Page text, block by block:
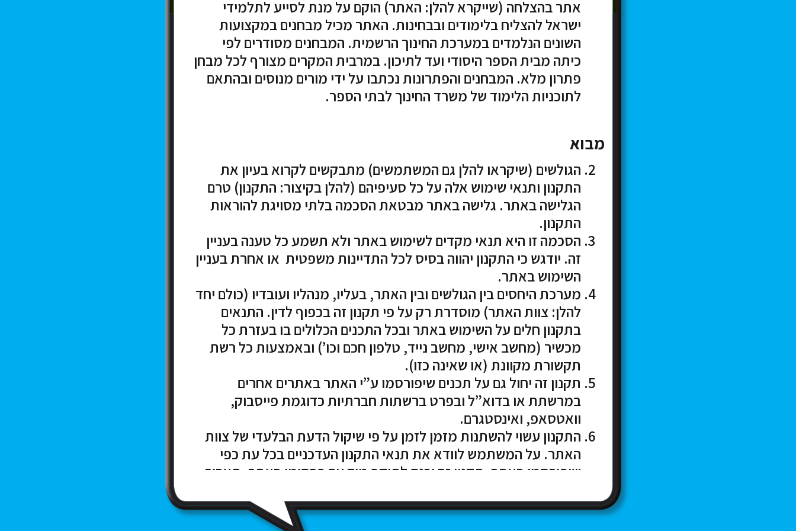
אתר בהצלחה (שייקרא להלן: האתר) הוקם על מנת לסייע לתלמידי
ישראל להצליח בלימודים ובבחינות. האתר מכיל מבחנים במקצועות
השונים הנלמדים במערכת החינוך הרשמית. המבחנים מסודרים לפי
כיתה מבית הספר היסודי ועד לתיכון. במרבית המקרים מצורף לכל מבחן
פתרון מלא. המבחנים והפתרונות נכתבו על ידי מורים מנוסים ובהתאם
לתוכניות הלימוד של משרד החינוך לבתי הספר.
מבוא
הגולשים (שיקראו להלן גם המשתמשים) מתבקשים לקרוא בעיון את
התקנון ותנאי שימוש אלה על כל סעיפיהם (להלן בקיצור: התקנון) טרם
הגלישה באתר. גלישה באתר מבטאת הסכמה בלתי מסויגת להוראות
התקנון.
הסכמה זו היא תנאי מקדים לשימוש באתר ולא תשמע כל טענה בעניין
זה. יודגש כי התקנון יהווה בסיס לכל התדיינות משפטית או אחרת בעניין
השימוש באתר.
מערכת היחסים בין הגולשים ובין האתר, בעליו, מנהליו ועובדיו (כולם יחד
להלן: צוות האתר) מוסדרת רק על פי תקנון זה בכפוף לדין. התנאים
בתקנון חלים על השימוש באתר ובכל התכנים הכלולים בו בעזרת כל
מכשיר (מחשב אישי, מחשב נייד, טלפון חכם וכו’) ובאמצעות כל רשת
תקשורת מקוונת (או שאינה כזו).
תקנון זה יחול גם על תכנים שיפורסמו ע”י האתר באתרים אחרים
במרשתת או בדוא”ל ובפרט ברשתות חברתיות כדוגמת פייסבוק,
וואטסאפ, ואינסטגרם.
התקנון עשוי להשתנות מזמן לזמן על פי שיקול הדעת הבלעדי של צוות
האתר. על המשתמש לוודא את תנאי התקנון העדכניים בכל עת כפי
שיפורסמו באתר. תקנון זה יכנס לתוקף מיד עם פרסומו באתר. תאריך
הנהלת האתר רשאית להפסיק את פעילות האתר בכל עת וללא הודעה
מראש באופן זמני או לצמיתות. המשתמש מוותר מראש על כל טענה או